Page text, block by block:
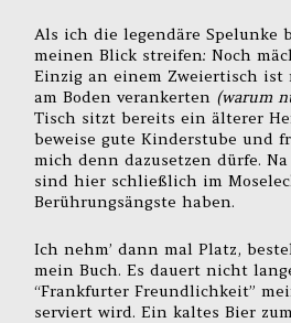
Als ich die legendäre Spelunke
meinen Blick streifen: Noch
Einzig an einem Zweiertisch ist
am Boden verankerten (warum
Tisch sitzt bereits ein älterer
beweise gute Kinderstube und
mich denn dazusetzen dürfe.
sind hier schließlich im
Berührungsängste haben.
Ich nehm’ dann mal Platz,
mein Buch. Es dauert nicht
“Frankfurter Freundlichkeit”
serviert wird. Ein kaltes Bier